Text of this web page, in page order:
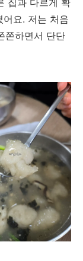
요. 저는 처음
쫀하면서 단단